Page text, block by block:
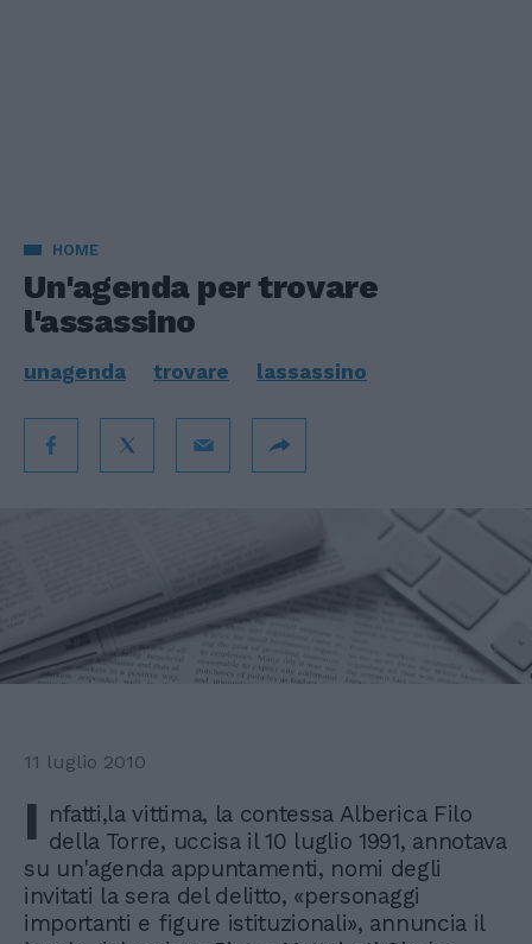
HOME
Un'agenda per trovare
l'assassino
unagenda trovare lassassino
11 luglio 2010
I nfatti,la vittima, la contessa Alberica Filo
della Torre, uccisa il 10 luglio 1991, annotava
su un'agenda appuntamenti, nomi degli
invitati la sera del delitto, «personaggi
importanti e figure istituzionali», annuncia il